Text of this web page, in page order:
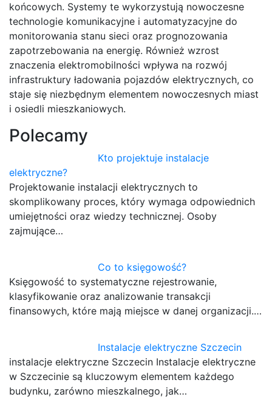
końcowych. Systemy te wykorzystują nowoczesne
technologie komunikacyjne i automatyzacyjne do
monitorowania stanu sieci oraz prognozowania
zapotrzebowania na energię. Również wzrost
znaczenia elektromobilności wpływa na rozwój
infrastruktury ładowania pojazdów elektrycznych, co
staje się niezbędnym elementem nowoczesnych miast
i osiedli mieszkaniowych.
Polecamy
Kto projektuje instalacje
elektryczne?
Projektowanie instalacji elektrycznych to
skomplikowany proces, który wymaga odpowiednich
umiejętności oraz wiedzy technicznej. Osoby
zajmujące…
Co to księgowość?
Księgowość to systematyczne rejestrowanie,
klasyfikowanie oraz analizowanie transakcji
finansowych, które mają miejsce w danej organizacji.…
Instalacje elektryczne Szczecin
instalacje elektryczne Szczecin Instalacje elektryczne
w Szczecinie są kluczowym elementem każdego
budynku, zarówno mieszkalnego, jak…